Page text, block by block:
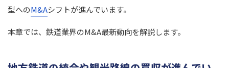
型へのM&Aシフトが進んでいます。
本章では、鉄道業界のM&A最新動向を解説します。